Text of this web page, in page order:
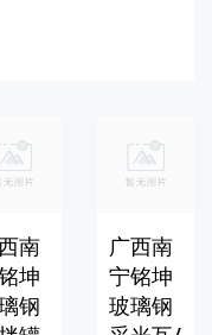
南
坤
钢
广西南
宁铭坤
玻璃钢